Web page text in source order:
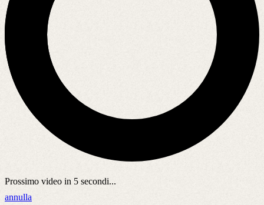
Prossimo video in 5 secondi...
annulla